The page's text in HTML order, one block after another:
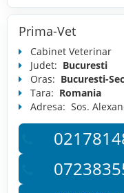
Prima-Vet
Cabinet Veterinar
Judet: Bucuresti
Oras: Bucuresti-
Tara: Romania
Adresa: Sos.